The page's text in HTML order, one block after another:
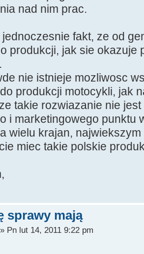
nad nim prac.
jednoczesnie fakt, ze od
produkcji, jak sie okazuje
nie istnieje mozliwosc
produkcji motocykli, jak
takie rozwiazanie nie
i marketingowego punktu
wielu krajan,
miec takie polskie
sprawy mają
» Pn lut 14, 2011 9:22 pm